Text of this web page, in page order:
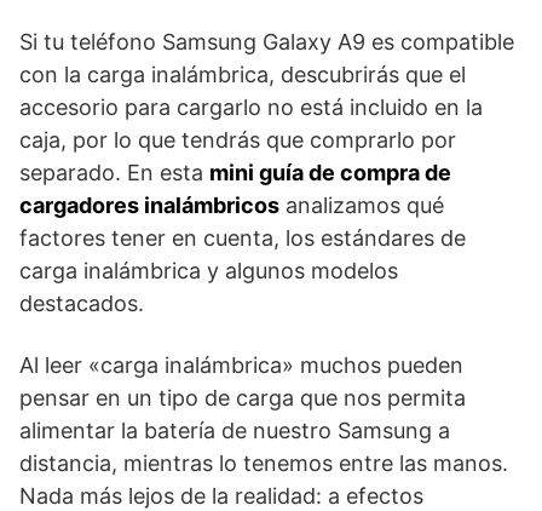
Si tu teléfono Samsung Galaxy A9 es compatible
con la carga inalámbrica, descubrirás que el
accesorio para cargarlo no está incluido en la
caja, por lo que tendrás que comprarlo por
separado. En esta mini guía de compra de
cargadores inalámbricos analizamos qué
factores tener en cuenta, los estándares de
carga inalámbrica y algunos modelos
destacados.
Al leer «carga inalámbrica» muchos pueden
pensar en un tipo de carga que nos permita
alimentar la batería de nuestro Samsung a
distancia, mientras lo tenemos entre las manos.
Nada más lejos de la realidad: a efectos